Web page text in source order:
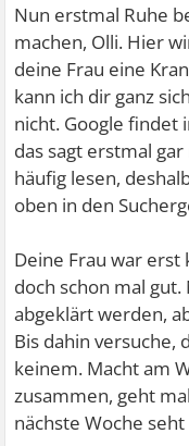
Nun erstmal Ruhe
machen, Olli. Hier
deine Frau eine
kann ich dir ganz
nicht. Google findet
das sagt erstmal
häufig lesen,
oben in den
Deine Frau war erst
doch schon mal
abgeklärt werden,
Bis dahin versuche,
keinem. Macht am
zusammen, geht
nächste Woche